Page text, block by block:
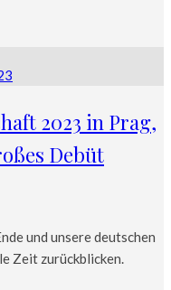
2023 in Prag,
Debüt
und unsere deutschen
Zeit zurückblicken.